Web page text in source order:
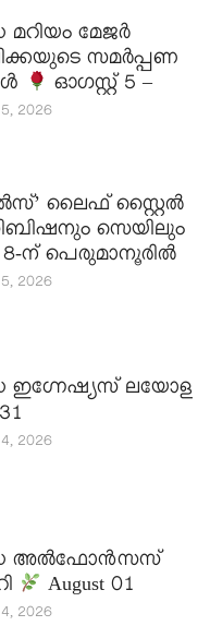
മേജർ
സമർപ്പണ
ഓഗസ്റ്റ് 5 –
2026
ലൈഫ് സ്റ്റൈൽ
സെയിലും
8-ന് പെരുമാനൂരിൽ
2026
ഇഗ്നേഷ്യസ് ലയോള
2026
അൽഫോൻസസ്
August 01
2026